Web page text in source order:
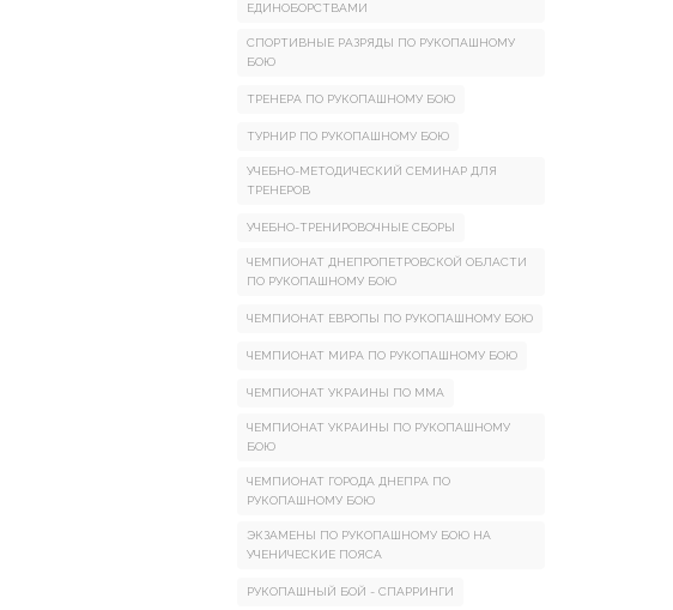
ЕДИНОБОРСТВАМИ
СПОРТИВНЫЕ РАЗРЯДЫ ПО РУКОПАШНОМУ
БОЮ
ТРЕНЕРА ПО РУКОПАШНОМУ БОЮ
ТУРНИР ПО РУКОПАШНОМУ БОЮ
УЧЕБНО-МЕТОДИЧЕСКИЙ СЕМИНАР ДЛЯ
ТРЕНЕРОВ
УЧЕБНО-ТРЕНИРОВОЧНЫЕ СБОРЫ
ЧЕМПИОНАТ ДНЕПРОПЕТРОВСКОЙ ОБЛАСТИ
ПО РУКОПАШНОМУ БОЮ
ЧЕМПИОНАТ ЕВРОПЫ ПО РУКОПАШНОМУ БОЮ
ЧЕМПИОНАТ МИРА ПО РУКОПАШНОМУ БОЮ
ЧЕМПИОНАТ УКРАИНЫ ПО ММА
ЧЕМПИОНАТ УКРАИНЫ ПО РУКОПАШНОМУ
БОЮ
ЧЕМПИОНАТ ГОРОДА ДНЕПРА ПО
РУКОПАШНОМУ БОЮ
ЭКЗАМЕНЫ ПО РУКОПАШНОМУ БОЮ НА
УЧЕНИЧЕСКИЕ ПОЯСА
РУКОПАШНЫЙ БОЙ - СПАРРИНГИ